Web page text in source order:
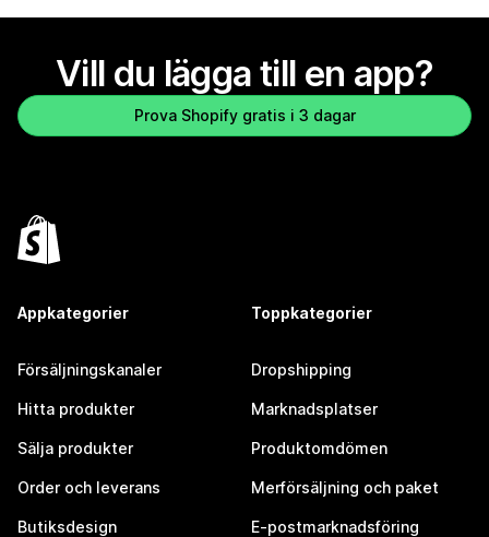
Vill du lägga till en app?
Prova Shopify gratis i 3 dagar
Appkategorier
Försäljningskanaler
Hitta produkter
Sälja produkter
Order och leverans
Butiksdesign
Toppkategorier
Dropshipping
Marknadsplatser
Produktomdömen
Merförsäljning och paket
E-postmarknadsföring